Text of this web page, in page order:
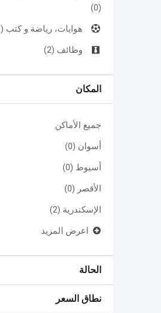
(0)
هوايات، رياضة و كتب (0)
وظائف (2)
المكان
جميع الأماكن
أسوان (0)
أسيوط (0)
الأقصر (0)
الإسكندرية (2)
اعرض المزيد
الحالة
نطاق السعر